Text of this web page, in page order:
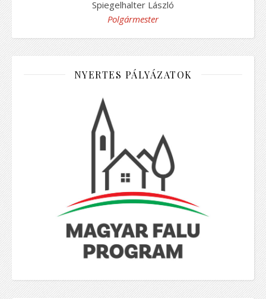
Spiegelhalter László
Polgármester
NYERTES PÁLYÁZATOK